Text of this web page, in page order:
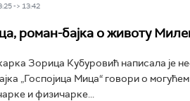
-> 13:42
роман-бајка о животу
Зорица Кубуровић написала је
„Госпојица Мица“ говори о
и физичарке...